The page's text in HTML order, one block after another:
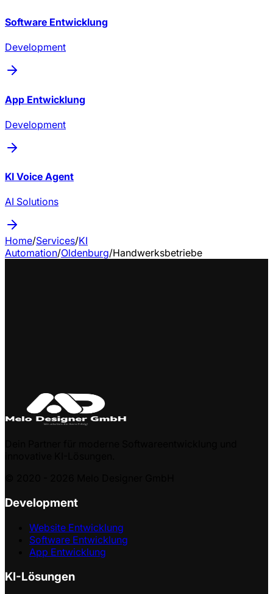
Software Entwicklung
Development
App Entwicklung
Development
KI Voice Agent
AI Solutions
Home/Services/KI
Automation/Oldenburg/Handwerksbetriebe
Development
Website Entwicklung
Software Entwicklung
App Entwicklung
KI-Lösungen